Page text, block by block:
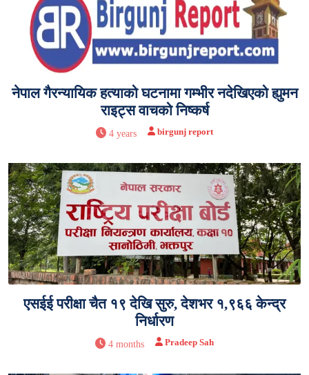
नेपाल गैरन्यायिक हत्याको घटनामा गम्भीर नदेखिएको ह्युमन
राइट्स वाचको निष्कर्ष
4 years birgunj report
एसईई परीक्षा चैत १९ देखि सुरु, देशभर १,९६६ केन्द्र
निर्धारण
4 months Pradeep Sah